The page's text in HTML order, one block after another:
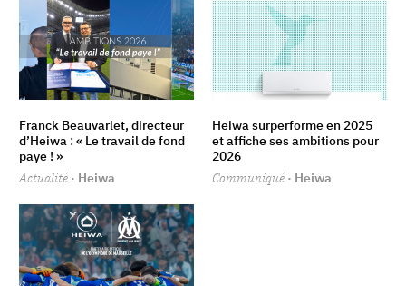
Franck Beauvarlet, directeur
d’Heiwa : « Le travail de fond
paye ! »
Actualité · Heiwa
Heiwa surperforme en 2025
et affiche ses ambitions pour
2026
Communiqué · Heiwa